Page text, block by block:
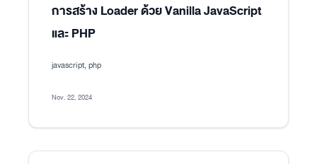
การสร้าง Loader ด้วย Vanilla JavaScript
และ PHP
javascript, php
Nov. 22, 2024